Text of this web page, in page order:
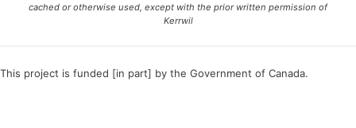
cached or otherwise used, except with the prior written permission of
Kerrwil
This project is funded [in part] by the Government of Canada.